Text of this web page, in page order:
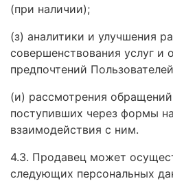
(при наличии);
(з) аналитики и улучшения
совершенствования услуг и
предпочтений
(и) рассмотрения
поступивших через формы
взаимодействия с ним.
4.3. Продавец может
следующих персональных